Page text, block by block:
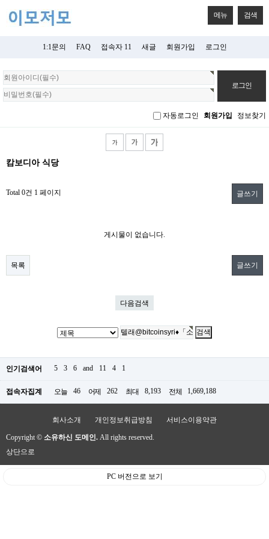
메뉴 검색
1:1문의 FAQ 접속자 11 새글 회원가입 로그인
회
원
로
자동로그인 회원가입 정보찾기
캄보디아 식당
Total 0건 1 페이지 글쓰기
게시물이 없습니다.
목록 글쓰기
다음검색
인기검색어 5 3 6 and 11 4 1
접속자집계 오늘 46 어제 262 최대 8,193 전체 1,669,188
회사소개 개인정보취급방침 서비스이용약관
Copyright © 소유하신 도메인. All rights reserved.
상단으로
PC 버전으로 보기